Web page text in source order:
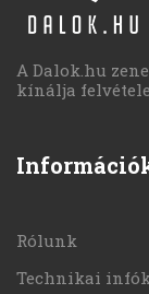
A Dalok.hu
kínálja
Rólunk
Technikai